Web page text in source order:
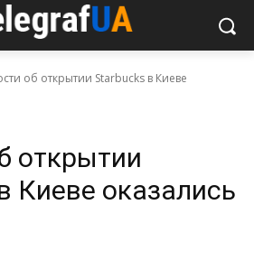
об открытии Starbucks в Киеве
открытии
Киеве оказались